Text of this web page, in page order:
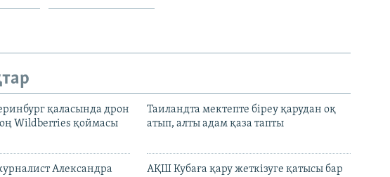
қаласында дрон
Wildberries қоймасы
Таиландта мектепте біреу қарудан оқ
атып, алты адам қаза тапты
Александра
АҚШ Кубаға қару жеткізуге қатысы бар